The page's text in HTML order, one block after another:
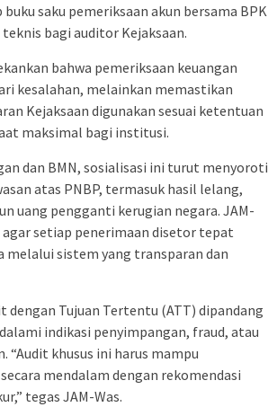
buku saku pemeriksaan akun bersama BPK
teknis bagi auditor Kejaksaan.
bahwa pemeriksaan keuangan
kesalahan, melainkan memastikan
Kejaksaan digunakan sesuai ketentuan
maksimal bagi institusi.
dan BMN, sosialisasi ini turut menyoroti
atas PNBP, termasuk hasil lelang,
uang pengganti kerugian negara. JAM-
setiap penerimaan disetor tepat
melalui sistem yang transparan dan
dengan Tujuan Tertentu (ATT) dipandang
indikasi penyimpangan, fraud, atau
“Audit khusus ini harus mampu
mendalam dengan rekomendasi
tegas JAM-Was.